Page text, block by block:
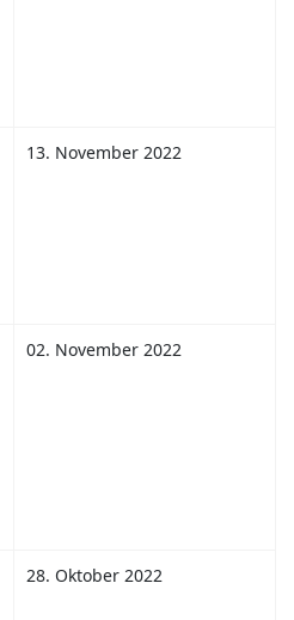
13. November 2022
02. November 2022
28. Oktober 2022